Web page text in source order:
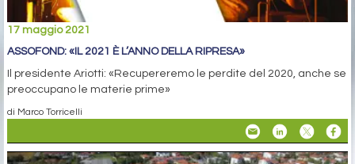
17 maggio 2021
ASSOFOND: «IL 2021 È L’ANNO DELLA RIPRESA»
Il presidente Ariotti: «Recupereremo le perdite del 2020, anche se
preoccupano le materie prime»
di Marco Torricelli